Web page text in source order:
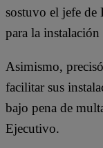
sostuvo el jefe de
para la
Asimismo,
facilitar sus
bajo pena de
Ejecutivo.